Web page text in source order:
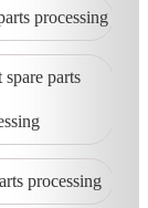
processing
parts
processing